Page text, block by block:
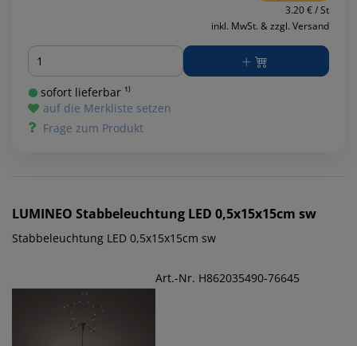
3.20 € / St
inkl. MwSt. & zzgl. Versand
Menge
sofort lieferbar ¹⁾
auf die Merkliste setzen
Frage zum Produkt
LUMINEO Stabbeleuchtung LED 0,5x15x15cm sw
Stabbeleuchtung LED 0,5x15x15cm sw
Art.-Nr. H862035490-76645